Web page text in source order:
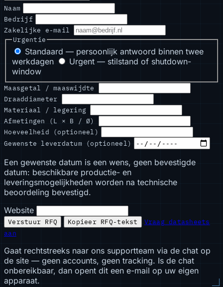
Naam
Bedrijf
Zakelijke e-mail
Urgentie
Standaard — persoonlijk antwoord binnen twee
werkdagen
Urgent — stilstand of shutdown-
window
Maasgetal / maaswijdte
Draaddiameter
Materiaal / legering
Afmetingen (L × B / Ø)
Hoeveelheid (optioneel)
Gewenste leverdatum (optioneel)
Een gewenste datum is een wens, geen bevestigde
datum: beschikbare productie- en
leveringsmogelijkheden worden na technische
beoordeling bevestigd.
Website
Verstuur RFQ Kopieer RFQ-tekst
Vraag datasheets
aan
Gaat rechtstreeks naar ons supportteam via de chat op
de site — geen accounts, geen tracking. Is de chat
onbereikbaar, dan opent dit een e-mail op uw eigen
apparaat.